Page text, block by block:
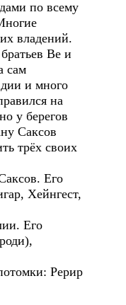
по всему
владений.
Ве и
сам
и много
на
у берегов
Саксов
трёх своих
Его
Хейнгест,
Его
Рерир